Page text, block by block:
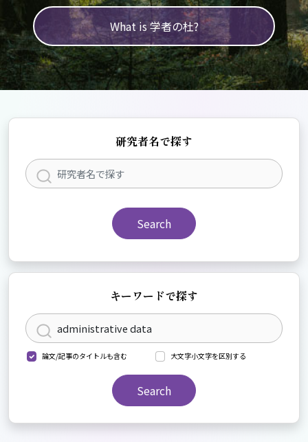
What is 学者の杜?
研究者名で探す
Search
キーワードで探す
論文/記事のタイトルも含む 大文字小文字を区別する
Search